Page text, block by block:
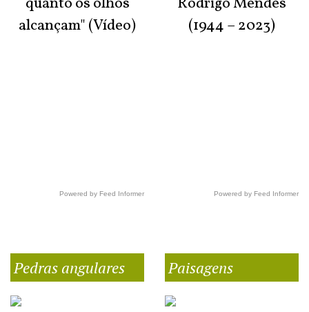
alcançam" (Vídeo)
Powered by Feed Informer
(1944 – 2023)
Powered by Feed Informer
Pedras angulares Paisagens